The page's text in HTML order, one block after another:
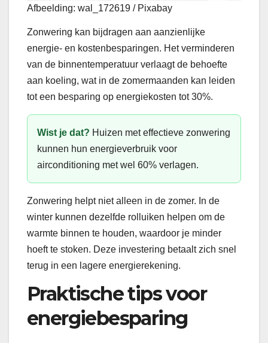
Afbeelding: wal_172619 / Pixabay
Zonwering kan bijdragen aan aanzienlijke
energie- en kostenbesparingen. Het verminderen
van de binnentemperatuur verlaagt de behoefte
aan koeling, wat in de zomermaanden kan leiden
tot een besparing op energiekosten tot 30%.
Wist je dat? Huizen met effectieve zonwering
kunnen hun energieverbruik voor
airconditioning met wel 60% verlagen.
Zonwering helpt niet alleen in de zomer. In de
winter kunnen dezelfde rolluiken helpen om de
warmte binnen te houden, waardoor je minder
hoeft te stoken. Deze investering betaalt zich snel
terug in een lagere energierekening.
Praktische tips voor
energiebesparing